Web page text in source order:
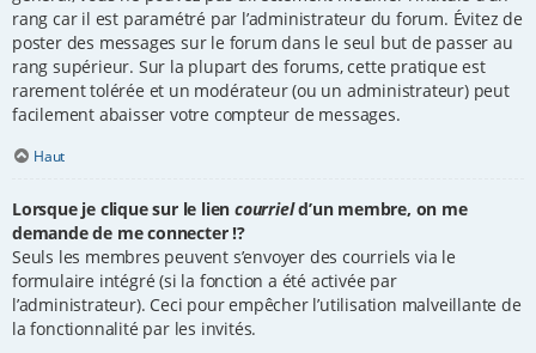
rang car il est paramétré par l’administrateur du forum. Évitez de
poster des messages sur le forum dans le seul but de passer au
rang supérieur. Sur la plupart des forums, cette pratique est
rarement tolérée et un modérateur (ou un administrateur) peut
facilement abaisser votre compteur de messages.
Haut
Lorsque je clique sur le lien courrield’un membre, on me
demande de me connecter !?
Seuls les membres peuvent s’envoyer des courriels via le
formulaire intégré (si la fonction a été activée par
l’administrateur). Ceci pour empêcher l’utilisation malveillante de
la fonctionnalité par les invités.